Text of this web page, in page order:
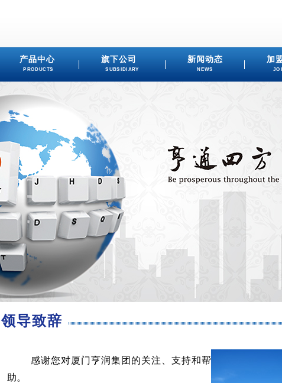
产品中心
PRODUCTS
旗下公司
SUBSIDIARY
新闻动态
NEWS
加
领导致辞
感谢您对厦门亨润集团的关注、支持和帮
助。